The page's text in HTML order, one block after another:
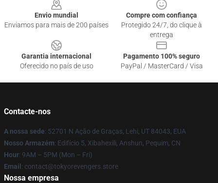
Envio mundial
Enviamos para mais de 200 países
Compre com confiança
Protegido 24/7, do clique à
entrega
Garantia internacional
Oferecido no país de uso
Pagamento 100% seguro
PayPal / MasterCard / Visa
Contacte-nos
A nossa sede: 52701 N Ação de Graças, Lehi, UT 84043, EUA
Nosso Armazém: Edifício 5, Xibahexili, Anshun, Pequim, CN
Hour: 9AM – 5PM (Mon – Fri)
Email : contact@tokyorevengers.store
Nossa empresa